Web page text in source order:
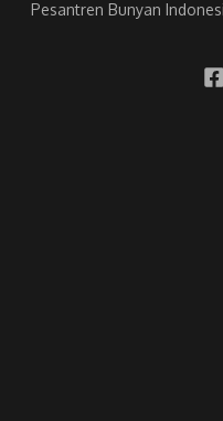
Pesantren Bunyan